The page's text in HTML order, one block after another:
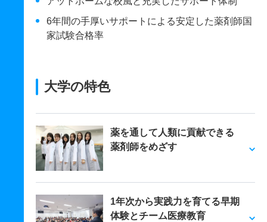
6年間の手厚いサポートによる安定した薬剤師国
家試験合格率
大学の特色
薬を通して人類に貢献できる
薬剤師をめざす
1年次から実践力を育てる早期
体験とチーム医療教育